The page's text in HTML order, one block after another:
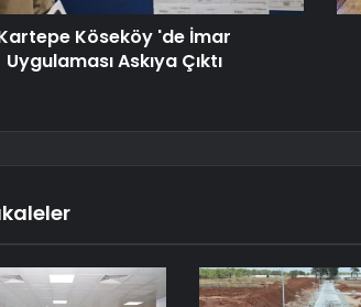
Köseköy 'de İmar
Uygulaması Askıya Çıktı